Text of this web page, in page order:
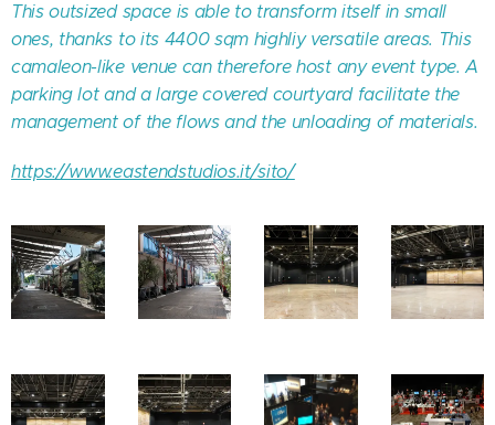
This outsized space is able to transform itself in small
ones, thanks to its 4400 sqm highliy versatile areas. This
camaleon-like venue can therefore host any event type. A
parking lot and a large covered courtyard facilitate the
management of the flows and the unloading of materials.
https://www.eastendstudios.it/sito/